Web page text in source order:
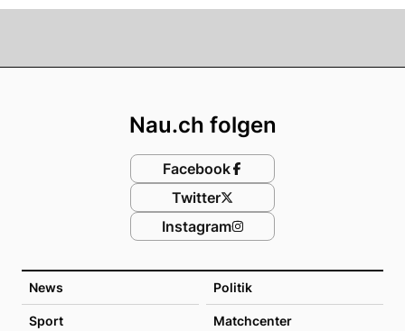
News Politik
Sport Matchcenter
Nau.ch folgen
Facebook
Twitter
Instagram